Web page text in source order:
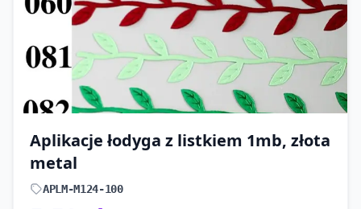
Aplikacje łodyga z listkiem 1mb, złota
metal
APLM-M124-100